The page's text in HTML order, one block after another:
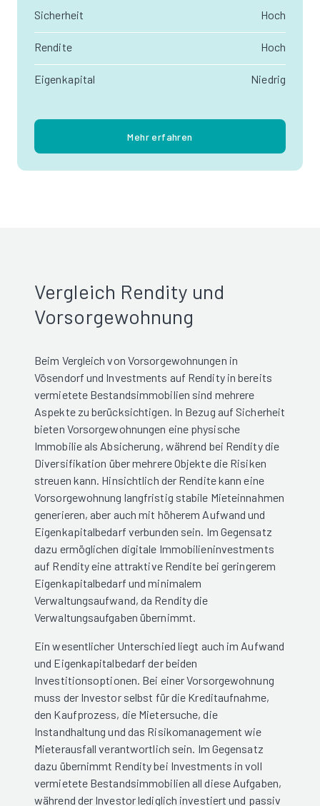
Sicherheit Hoch
Rendite Hoch
Eigenkapital Niedrig
Mehr erfahren
Vergleich Rendity und
Vorsorgewohnung
Beim Vergleich von Vorsorgewohnungen in
Vösendorf und Investments auf Rendity in bereits
vermietete Bestandsimmobilien sind mehrere
Aspekte zu berücksichtigen. In Bezug auf Sicherheit
bieten Vorsorgewohnungen eine physische
Immobilie als Absicherung, während bei Rendity die
Diversifikation über mehrere Objekte die Risiken
streuen kann. Hinsichtlich der Rendite kann eine
Vorsorgewohnung langfristig stabile Mieteinnahmen
generieren, aber auch mit höherem Aufwand und
Eigenkapitalbedarf verbunden sein. Im Gegensatz
dazu ermöglichen digitale Immobilieninvestments
auf Rendity eine attraktive Rendite bei geringerem
Eigenkapitalbedarf und minimalem
Verwaltungsaufwand, da Rendity die
Verwaltungsaufgaben übernimmt.
Ein wesentlicher Unterschied liegt auch im Aufwand
und Eigenkapitalbedarf der beiden
Investitionsoptionen. Bei einer Vorsorgewohnung
muss der Investor selbst für die Kreditaufnahme,
den Kaufprozess, die Mietersuche, die
Instandhaltung und das Risikomanagement wie
Mieterausfall verantwortlich sein. Im Gegensatz
dazu übernimmt Rendity bei Investments in voll
vermietete Bestandsimmobilien all diese Aufgaben,
während der Investor lediglich investiert und passiv